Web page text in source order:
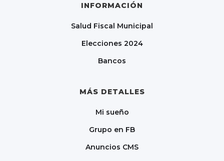
INFORMACIÓN
Salud Fiscal Municipal
Elecciones 2024
Bancos
MÁS DETALLES
Mi sueño
Grupo en FB
Anuncios CMS